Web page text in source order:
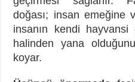
doğası; insan emeğine
insanın kendi
halinden yana
koyar.